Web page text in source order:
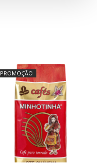
PROMOÇÃO